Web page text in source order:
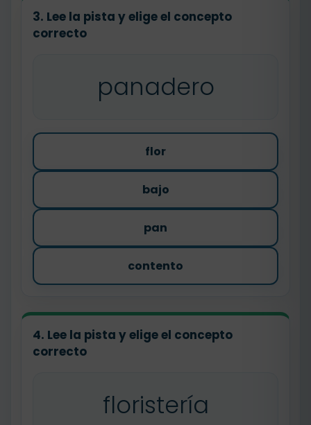
3. Lee la pista y elige el concepto
correcto
panadero
flor
bajo
pan
contento
4. Lee la pista y elige el concepto
correcto
floristería